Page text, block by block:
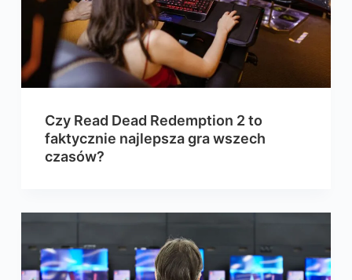
Czy Read Dead Redemption 2 to
faktycznie najlepsza gra wszech
czasów?